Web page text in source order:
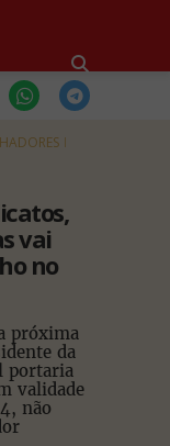
vai
no
próxima
da
portaria
validade
não